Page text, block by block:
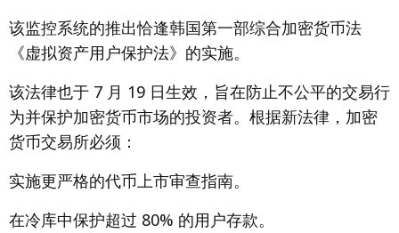
该监控系统的推出恰逢韩国第一部综合加密货币法
《虚拟资产用户保护法》的实施。
该法律也于 7 月 19 日生效，旨在防止不公平的交易行
为并保护加密货币市场的投资者。根据新法律，加密
货币交易所必须：
实施更严格的代币上市审查指南。
在冷库中保护超过 80% 的用户存款。